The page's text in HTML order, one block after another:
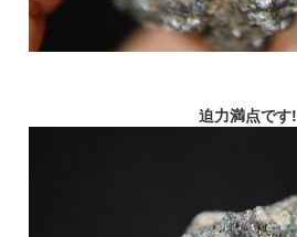
迫力満点です!